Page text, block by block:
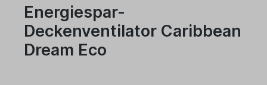
Energiespar-
Deckenventilator Caribbean
Dream Eco